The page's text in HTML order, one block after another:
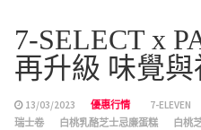
7-SELECT x
再升級 味覺
13/03/2023 優惠行情 7-ELEVEN
瑞士卷
白桃乳酪芝士忌廉蛋糕 白桃